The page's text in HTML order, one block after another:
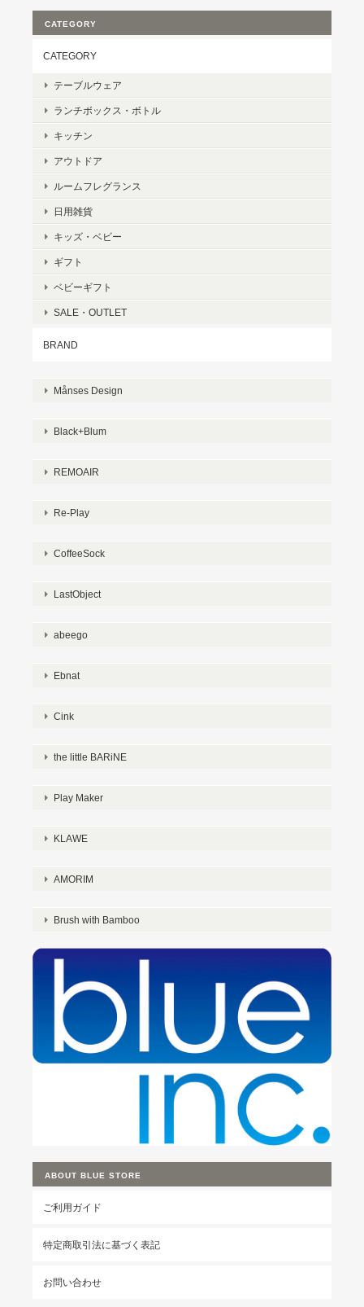
CATEGORY
CATEGORY
テーブルウェア
ランチボックス・ボトル
キッチン
アウトドア
ルームフレグランス
日用雑貨
キッズ・ベビー
ギフト
ベビーギフト
SALE・OUTLET
BRAND
Månses Design
Black+Blum
REMOAIR
Re-Play
CoffeeSock
LastObject
abeego
Ebnat
Cink
the little BARiNE
Play Maker
KLAWE
AMORIM
Brush with Bamboo
ABOUT BLUE STORE
ご利用ガイド
特定商取引法に基づく表記
お問い合わせ